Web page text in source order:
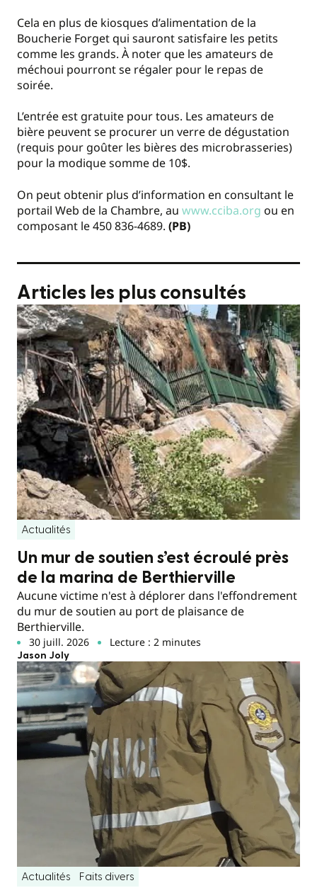
Cela en plus de kiosques d’alimentation de la
Boucherie Forget qui sauront satisfaire les petits
comme les grands. À noter que les amateurs de
méchoui pourront se régaler pour le repas de
soirée.
L’entrée est gratuite pour tous. Les amateurs de
bière peuvent se procurer un verre de dégustation
(requis pour goûter les bières des microbrasseries)
pour la modique somme de 10$.
On peut obtenir plus d’information en consultant le
portail Web de la Chambre, au www.cciba.org ou en
composant le 450 836-4689. (PB)
Articles les plus consultés
Actualités
Un mur de soutien s’est écroulé près
de la marina de Berthierville
Aucune victime n'est à déplorer dans l'effondrement
du mur de soutien au port de plaisance de
Berthierville.
30 juill. 2026 Lecture : 2 minutes
Jason Joly
Actualités Faits divers